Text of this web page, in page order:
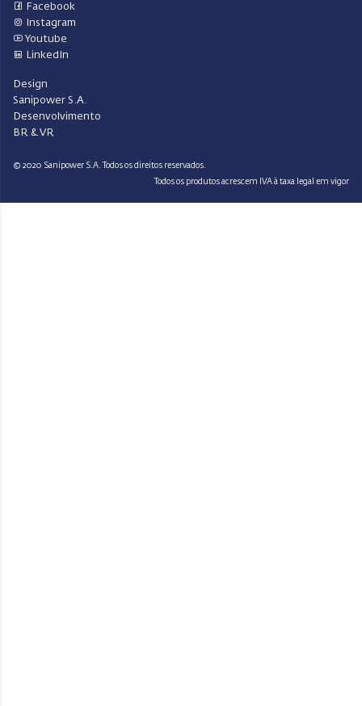
Facebook
Instagram
Youtube
LinkedIn
Design
Sanipower S.A.
Desenvolvimento
BR & VR
© 2020 Sanipower S.A. Todos os direitos reservados.
Todos os produtos acrescem IVA à taxa legal em vigor